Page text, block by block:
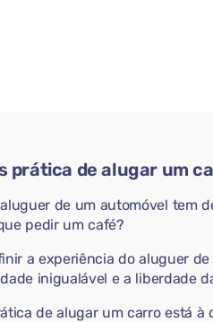
prática de alugar um
de um automóvel tem
pedir um café?
a experiência do aluguer de
inigualável e a liberdade
de alugar um carro está à